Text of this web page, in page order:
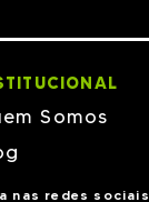
Somos
nas redes sociais